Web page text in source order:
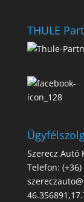
THULE
Szerecz Autó
Telefon: